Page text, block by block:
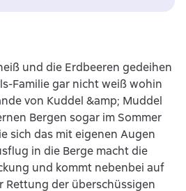
und die Erdbeeren gedeihen
Familie gar nicht weiß wohin
von Kuddel &amp; Muddel
Bergen sogar im Sommer
sich das mit eigenen Augen
in die Berge macht die
und kommt nebenbei auf
Rettung der überschüssigen